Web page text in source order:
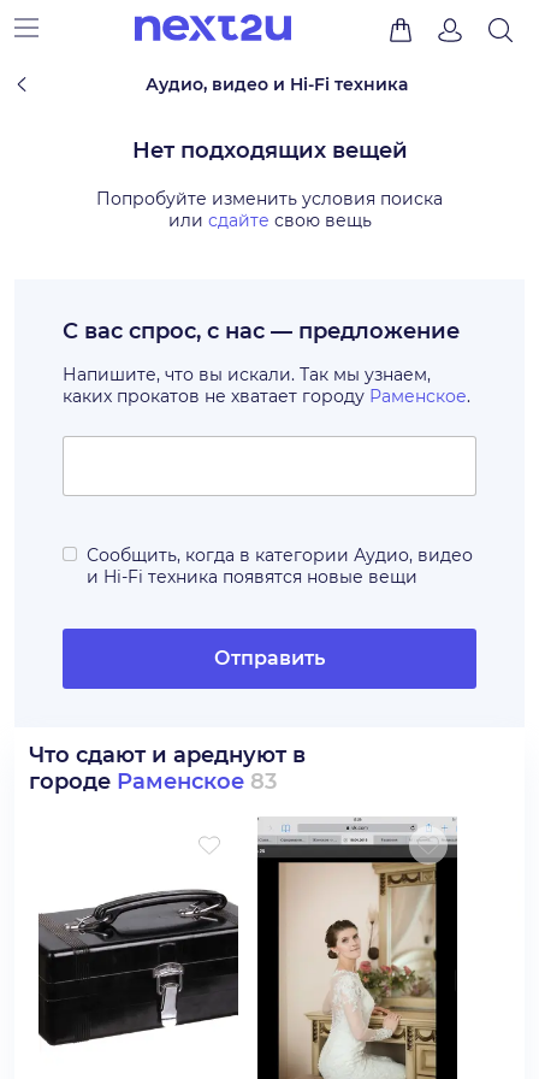
Аудио, видео и Hi-Fi техника
Нет подходящих вещей
Попробуйте изменить условия поиска
или сдайте свою вещь
С вас спрос, с нас — предложение
Напишите, что вы искали. Так мы узнаем,
каких прокатов не хватает городу Раменское.
Сообщить, когда в категории Аудио, видео
и Hi-Fi техника появятся новые вещи
Отправить
Что сдают и ареднуют в
городе Раменское 83